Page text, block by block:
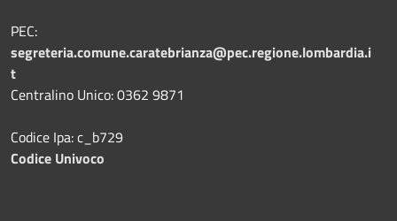
PEC:
segreteria.comune.caratebrianza@pec.regione.lombardia.i
t
Centralino Unico: 0362 9871
Codice Ipa: c_b729
Codice Univoco